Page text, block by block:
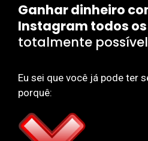
Ganhar dinheiro
Instagram todos
totalmente
Eu sei que você já pode ter
porquê: